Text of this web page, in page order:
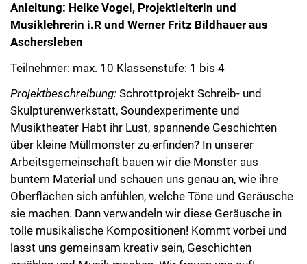
Musiklehrerin i.R und Werner Fritz Bildhauer aus
Aschersleben
Skulpturenwerkstatt, Soundexperimente und
Musiktheater Habt ihr Lust, spannende Geschichten
über kleine Müllmonster zu erfinden? In unserer
Arbeitsgemeinschaft bauen wir die Monster aus
buntem Material und schauen uns genau an, wie ihre
Oberflächen sich anfühlen, welche Töne und Geräusche
sie machen. Dann verwandeln wir diese Geräusche in
tolle musikalische Kompositionen! Kommt vorbei und
lasst uns gemeinsam kreativ sein, Geschichten
erzählen und Musik machen. Wir freuen uns auf!